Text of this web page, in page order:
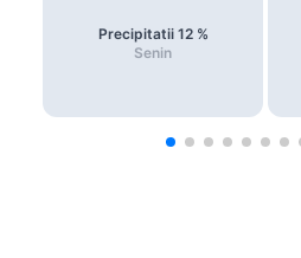
Precipitatii 12%
Senin